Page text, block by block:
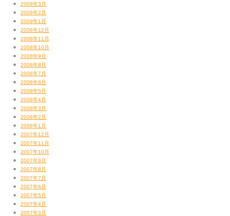
ここはねー、ダークホースっすよね！
例によってみんな東京帰っちゃって
オレとスタッフ３人だけで土地勘のないからっ風の上州高崎で
（しかもむちゃくちゃ寒かった！0℃！）
テキトーに入ったどってことない駅前の居酒屋でしたからねー！
しかも海なし県じゃないすか群馬。
やっぱスルーされるよりは嬉しいもんだよね！
めでたいめでたい！
しかも！！！
ハッピーバースデー歌ってたのが一人たりとも、微塵も女っ気のない
こんな真っ黒いおじさんたちだけだったなんて！（ウプッw）
Happy birthday dear シャチョー！
Happy birthday 2 U!!!!!
2009年3月
2009年2月
2009年1月
2008年12月
2008年11月
2008年10月
2008年9月
2008年8月
2008年7月
2008年6月
2008年5月
2008年4月
2008年3月
2008年2月
2008年1月
2007年12月
2007年11月
2007年10月
2007年9月
2007年8月
2007年7月
2007年6月
2007年5月
2007年4月
2007年3月